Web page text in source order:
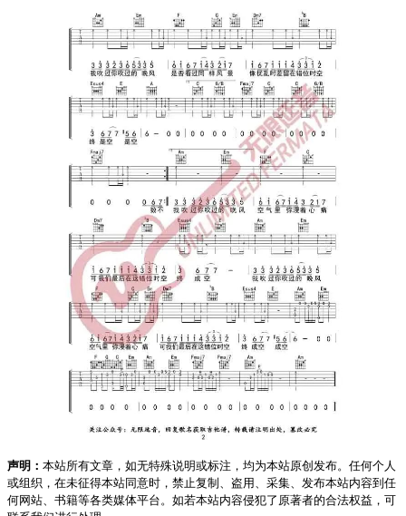
声明： 本站所有文章，如无特殊说明或标注，均为本站原创发布。任何个人
或组织，在未征得本站同意时，禁止复制、盗用、采集、发布本站内容到任
何网站、书籍等各类媒体平台。如若本站内容侵犯了原著者的合法权益，可